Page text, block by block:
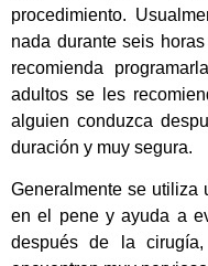
procedimiento.
nada durante seis
recomienda
adultos se les
alguien conduzca
duración y muy segura.
Generalmente se utiliza
en el pene y ayuda a
después de la